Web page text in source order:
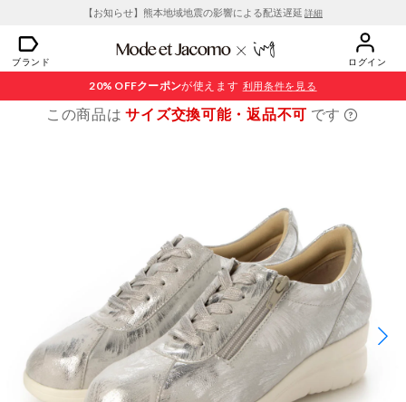
【お知らせ】熊本地域地震の影響による配送遅延 詳細
ブランド ログイン
20% OFFクーポンが使えます 利用条件を見る
この商品はサイズ交換可能・返品不可 です